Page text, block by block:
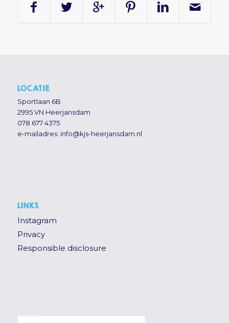
LOCATIE
Sportlaan 6B
2995 VN Heerjansdam
078 677 4375
e-mailadres: info@kjs-heerjansdam.nl
LINKS
Instagram
Privacy
Responsible disclosure